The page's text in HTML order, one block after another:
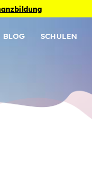
BLOG SCHULEN